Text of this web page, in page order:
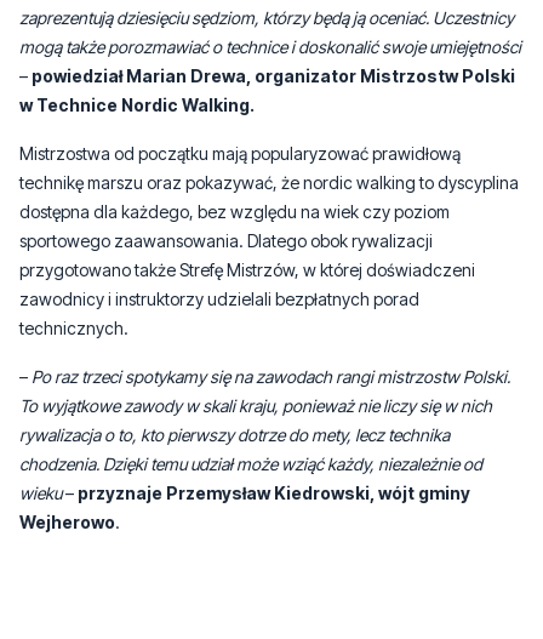
zaprezentują dziesięciu sędziom, którzy będą ją oceniać. Uczestnicy
mogą także porozmawiać o technice i doskonalić swoje umiejętności
– powiedział Marian Drewa, organizator Mistrzostw Polski
w Technice Nordic Walking.
Mistrzostwa od początku mają popularyzować prawidłową
technikę marszu oraz pokazywać, że nordic walking to dyscyplina
dostępna dla każdego, bez względu na wiek czy poziom
sportowego zaawansowania. Dlatego obok rywalizacji
przygotowano także Strefę Mistrzów, w której doświadczeni
zawodnicy i instruktorzy udzielali bezpłatnych porad
technicznych.
– Po raz trzeci spotykamy się na zawodach rangi mistrzostw Polski.
To wyjątkowe zawody w skali kraju, ponieważ nie liczy się w nich
rywalizacja o to, kto pierwszy dotrze do mety, lecz technika
chodzenia. Dzięki temu udział może wziąć każdy, niezależnie od
wieku– przyznaje Przemysław Kiedrowski, wójt gminy
Wejherowo.